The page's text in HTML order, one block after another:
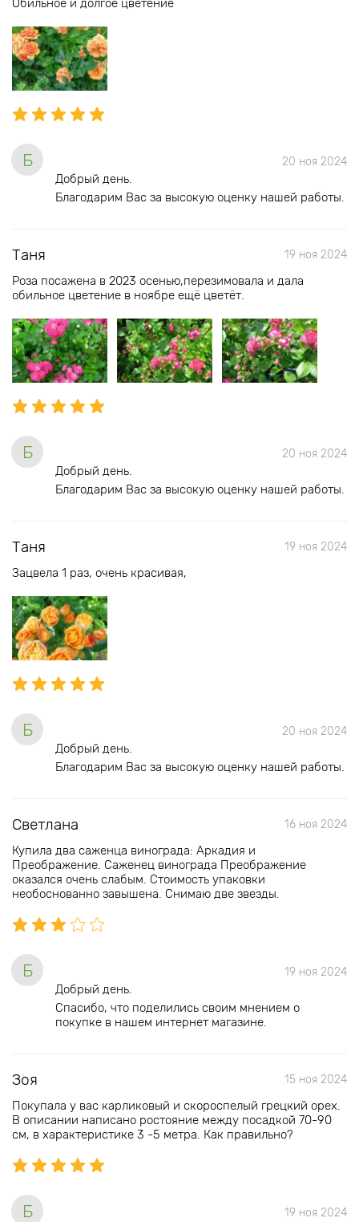
Обильное и долгое цветение
Б 20 ноя 2024
Добрый день.
Благодарим Вас за высокую оценку нашей работы.
Таня 19 ноя 2024
Роза посажена в 2023 осенью,перезимовала и дала
обильное цветение в ноябре ещё цветёт.
Б 20 ноя 2024
Добрый день.
Благодарим Вас за высокую оценку нашей работы.
Таня 19 ноя 2024
Зацвела 1 раз, очень красивая,
Б 20 ноя 2024
Добрый день.
Благодарим Вас за высокую оценку нашей работы.
Светлана 16 ноя 2024
Купила два саженца винограда: Аркадия и
Преображение. Саженец винограда Преображение
оказался очень слабым. Стоимость упаковки
необоснованно завышена. Снимаю две звезды.
Б 19 ноя 2024
Добрый день.
Спасибо, что поделились своим мнением о
покупке в нашем интернет магазине.
Зоя 15 ноя 2024
Покупала у вас карликовый и скороспелый грецкий орех.
В описании написано ростояние между посадкой 70-90
см, в характеристике 3 -5 метра. Как правильно?
Б 19 ноя 2024